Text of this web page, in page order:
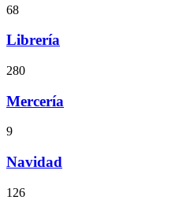
68
Librería
280
Mercería
9
Navidad
126